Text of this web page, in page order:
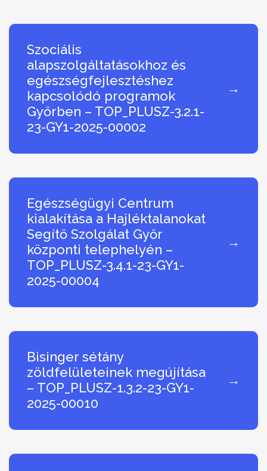
Szociális
alapszolgáltatásokhoz és
egészségfejlesztéshez
kapcsolódó programok
Győrben – TOP_PLUSZ-3.2.1-
23-GY1-2025-00002
→
Egészségügyi Centrum
kialakítása a Hajléktalanokat
Segítő Szolgálat Győr
központi telephelyén –
TOP_PLUSZ-3.4.1-23-GY1-
2025-00004
→
Bisinger sétány
zöldfelületeinek megújítása
– TOP_PLUSZ-1.3.2-23-GY1-
2025-00010
→